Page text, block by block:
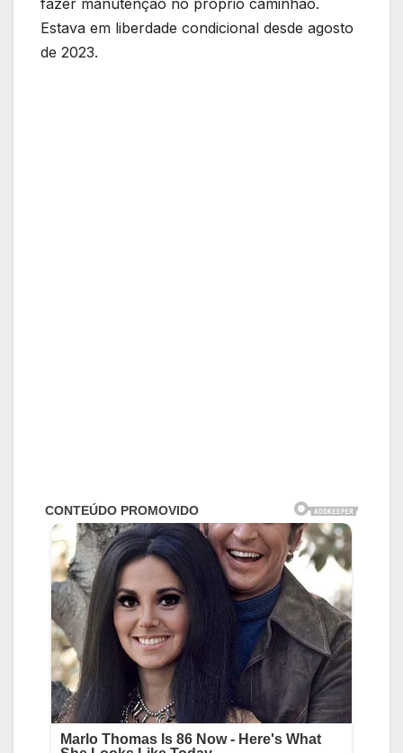
fazer manutenção no próprio caminhão.
Estava em liberdade condicional desde agosto
de 2023.